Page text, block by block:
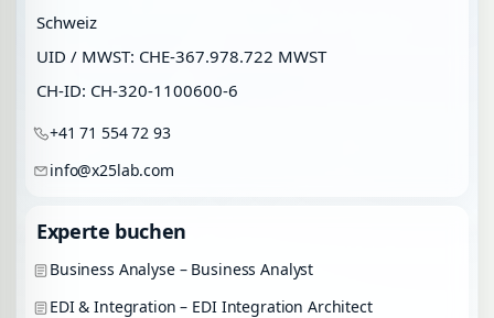
Schweiz
UID / MWST: CHE-367.978.722 MWST
CH-ID: CH-320-1100600-6
+41 71 554 72 93
info@x25lab.com
Experte buchen
Business Analyse – Business Analyst
EDI & Integration – EDI Integration Architect